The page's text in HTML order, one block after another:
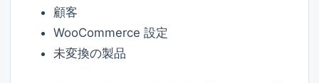
顧客
WooCommerce 設定
未変換の製品